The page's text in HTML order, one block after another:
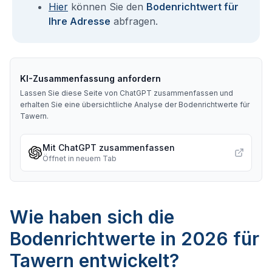
Hier können Sie den Bodenrichtwert für
Ihre Adresse abfragen.
KI-Zusammenfassung anfordern
Lassen Sie diese Seite von ChatGPT zusammenfassen und
erhalten Sie eine übersichtliche Analyse der Bodenrichtwerte für
Tawern.
Mit ChatGPT zusammenfassen
Öffnet in neuem Tab
Wie haben sich die
Bodenrichtwerte in 2026 für
Tawern entwickelt?